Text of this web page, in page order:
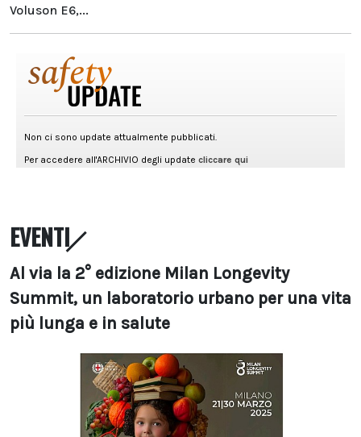
Voluson E6,...
EVENTI
Al via la 2° edizione Milan Longevity
Summit, un laboratorio urbano per una vita
più lunga e in salute